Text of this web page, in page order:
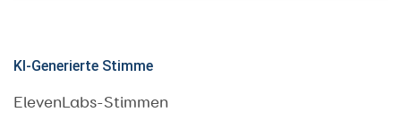
KI-Generierte Stimme
ElevenLabs-Stimmen